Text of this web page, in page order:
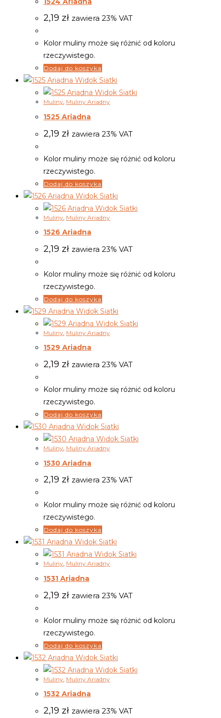
2,19 zł zawiera 23% VAT
Kolor muliny może się różnić od koloru
rzeczywistego.
Dodaj do koszyka
Widok Siatki
Widok Siatki
Muliny, Muliny Ariadny
1525 Ariadna
2,19 zł zawiera 23% VAT
Kolor muliny może się różnić od koloru
rzeczywistego.
Dodaj do koszyka
Widok Siatki
Widok Siatki
Muliny Muliny Ariadny
1526 Ariadna
2,19 zł zawiera 23% VAT
Kolor muliny może się różnić od koloru
rzeczywistego.
Dodaj do koszyka
Widok Siatki
Widok Siatki
Muliny Muliny Ariadny
1529 Ariadna
2,19 zł zawiera 23% VAT
Kolor muliny może się różnić od koloru
rzeczywistego.
Dodaj do koszyka
Widok Siatki
Widok Siatki
Muliny, Muliny Ariadny
1530 Ariadna
2,19 zł zawiera 23% VAT
Kolor muliny może się różnić od koloru
rzeczywistego.
Dodaj do koszyka
Widok Siatki
Widok Siatki
Muliny, Muliny Ariadny
1531 Ariadna
2,19 zł zawiera 23% VAT
Kolor muliny może się różnić od koloru
rzeczywistego.
Dodaj do koszyka
Widok Siatki
Widok Siatki
Muliny Muliny Ariadny
1532 Ariadna
2,19 zł zawiera 23% VAT